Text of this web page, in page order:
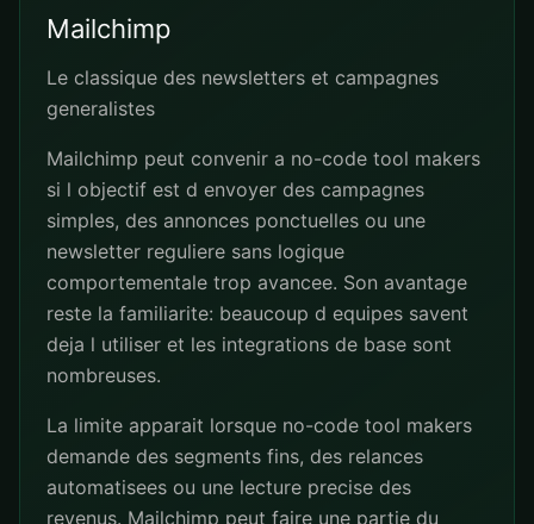
Mailchimp
Le classique des newsletters et campagnes
generalistes
Mailchimp peut convenir a no-code tool makers
si l objectif est d envoyer des campagnes
simples, des annonces ponctuelles ou une
newsletter reguliere sans logique
comportementale trop avancee. Son avantage
reste la familiarite: beaucoup d equipes savent
deja l utiliser et les integrations de base sont
nombreuses.
La limite apparait lorsque no-code tool makers
demande des segments fins, des relances
automatisees ou une lecture precise des
revenus. Mailchimp peut faire une partie du